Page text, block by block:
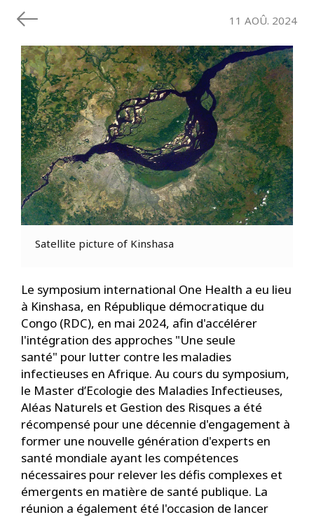
11 AOÛ. 2024
Satellite picture of Kinshasa
Le symposium international One Health a eu lieu
à Kinshasa, en République démocratique du
Congo (RDC), en mai 2024, afin d'accélérer
l'intégration des approches "Une seule
santé" pour lutter contre les maladies
infectieuses en Afrique. Au cours du symposium,
le Master d’Ecologie des Maladies Infectieuses,
Aléas Naturels et Gestion des Risques a été
récompensé pour une décennie d'engagement à
former une nouvelle génération d'experts en
santé mondiale ayant les compétences
nécessaires pour relever les défis complexes et
émergents en matière de santé publique. La
réunion a également été l'occasion de lancer